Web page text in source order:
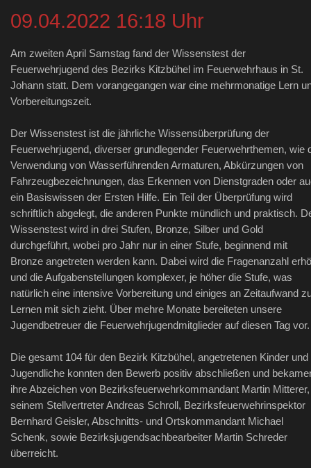
09.04.2022 16:18 Uhr
Am zweiten April Samstag fand der Wissenstest der
Feuerwehrjugend des Bezirks Kitzbühel im Feuerwehrhaus in St.
Johann statt. Dem vorangegangen war eine mehrmonatige Lern
Vorbereitungszeit.
Der Wissenstest ist die jährliche Wissensüberprüfung der
Feuerwehrjugend, diverser grundlegender Feuerwehrthemen, wie
Verwendung von Wasserführenden Armaturen, Abkürzungen von
Fahrzeugbezeichnungen, das Erkennen von Dienstgraden oder
ein Basiswissen der Ersten Hilfe. Ein Teil der Überprüfung wird
schriftlich abgelegt, die anderen Punkte mündlich und praktisch.
Wissenstest wird in drei Stufen, Bronze, Silber und Gold
durchgeführt, wobei pro Jahr nur in einer Stufe, beginnend mit
Bronze angetreten werden kann. Dabei wird die Fragenanzahl
und die Aufgabenstellungen komplexer, je höher die Stufe, was
natürlich eine intensive Vorbereitung und einiges an Zeitaufwand
Lernen mit sich zieht. Über mehre Monate bereiteten unsere
Jugendbetreuer die Feuerwehrjugendmitglieder auf diesen Tag vor.
Die gesamt 104 für den Bezirk Kitzbühel, angetretenen Kinder und
Jugendliche konnten den Bewerb positiv abschließen und
ihre Abzeichen von Bezirksfeuerwehrkommandant Martin Mitterer,
seinem Stellvertreter Andreas Schroll, Bezirksfeuerwehrinspektor
Bernhard Geisler, Abschnitts- und Ortskommandant Michael
Schenk, sowie Bezirksjugendsachbearbeiter Martin Schreder
überreicht.